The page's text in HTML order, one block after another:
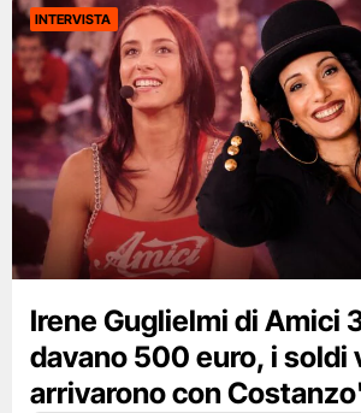
INTERVISTA
Irene Guglielmi di Amici
davano 500 euro, i soldi
arrivarono con